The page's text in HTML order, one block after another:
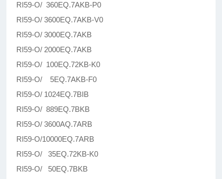
RI59-O/ 360EQ.7AKB-P0
RI59-O/ 3600EQ.7AKB-V0
RI59-O/ 3000EQ.7AKB
RI59-O/ 2000EQ.7AKB
RI59-O/ 100EQ.72KB-K0
RI59-O/ 5EQ.7AKB-F0
RI59-O/ 1024EQ.7BIB
RI59-O/ 889EQ.7BKB
RI59-O/ 3600AQ.7ARB
RI59-O/10000EQ.7ARB
RI59-O/ 35EQ.72KB-K0
RI59-O/ 50EQ.7BKB